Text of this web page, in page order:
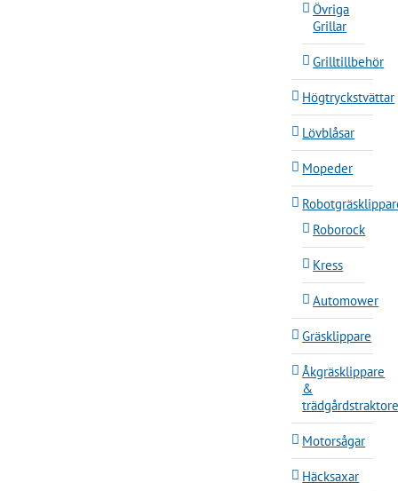
Övriga
Grillar
Grilltillbehör
Högtryckstvättar
Lövblåsar
Mopeder
Roborock
Kress
Automower
Gräsklippare
Åkgräsklippare
&
Motorsågar
Häcksaxar